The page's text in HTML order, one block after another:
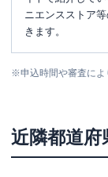
ニエンスストア
きます。
※申込時間や審査によ
近隣都道府